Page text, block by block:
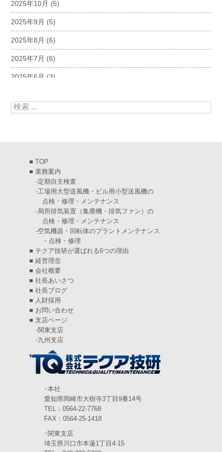
2025年10月 (5)
2025年9月 (5)
2025年8月 (6)
2025年7月 (6)
2025年6月 (3)
2025年4月(5)
2025年1月(7)
2024年12月(4)
2024年11月(6)
2024年10月(5)
2024年9月(4)
2024年8月(5)
2024年7月(6)
2024年6月(4)
2024年5月(5)
2024年4月(5)
(6)
2024年2月(4)
(6)
2023年12月(3)
2023年10月(3)
検索:
■ TOP
■ 業務案内
-定期自主検査
-工場用大型送風機・ビル用小型送風機の
点検・修理・メンテナンス
-局所排気装置（集塵機・排気ファン）の
点検・修理・メンテナンス
-空気機器・回転体のプラントメンテナンス
・点検・修理
■ テクア技研が選ばれる6つの理由
■ 経営理念
■ 会社概要
■ 社長あいさつ
■ 社長ブログ
■ 人財採用
■ お問い合わせ
■ 支店ページ
-関東支店
-九州支店
･本社
愛知県岡崎市大樹寺3丁目9番14号
TEL：0564-22-7768
FAX：0564-25-1418
･関東支店
埼玉県川口市本蓮1丁目4-15